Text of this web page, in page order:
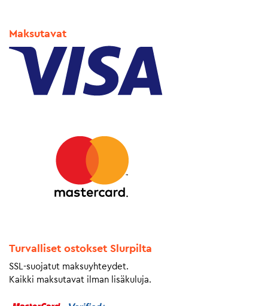
Maksutavat
Turvalliset ostokset Slurpilta
SSL-suojatut maksuyhteydet.
Kaikki maksutavat ilman lisäkuluja.